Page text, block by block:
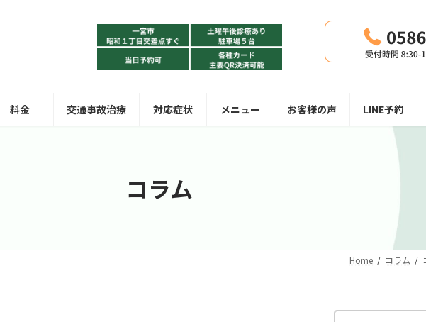
料金 交通事故治療 対応症状 メニュー お客様の声 LINE予約
コラム
Home コラム